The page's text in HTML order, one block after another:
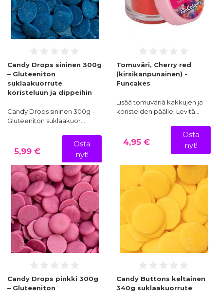
Candy Drops sininen 300g
– Gluteeniton
suklaakuorrute
koristeluun ja dippeihin
Candy Drops sininen 300g –
Gluteeniton suklaakuor…
5,99 €
Osta
nyt!
Tomuväri, Cherry red
(kirsikanpunainen) -
Funcakes
Lisää tomuväriä kakkujen ja
koristeiden päälle. Levitä…
4,95 €
Osta
nyt!
Candy Drops pinkki 300g
– Gluteeniton
Candy Buttons keltainen
340g suklaakuorrute